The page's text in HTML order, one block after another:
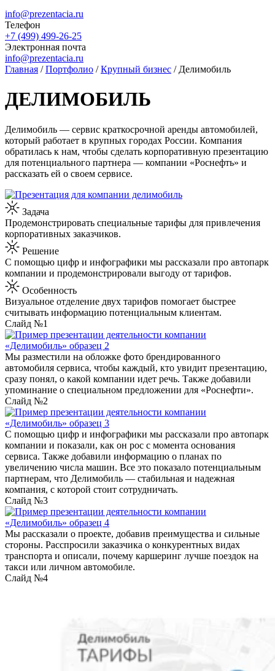
info@prezentacia.ru
Телефон
+7 (499) 499-26-25
Электронная почта
info@prezentacia.ru
Главная /Портфолио /Крупный бизнес / Делимобиль
ДЕЛИМОБИЛЬ
Делимобиль — сервис краткосрочной аренды автомобилей,
который работает в крупных городах России. Компания
обратилась к нам, чтобы сделать корпоративную презентацию
для потенциального партнера — компании «Роснефть» и
рассказать ей о своем сервисе.
Задача
Продемонстрировать специальные тарифы для привлечения
корпоративных заказчиков.
Решение
С помощью цифр и инфографики мы рассказали про автопарк
компании и продемонстрировали выгоду от тарифов.
Особенность
Визуальное отделение двух тарифов помогает быстрее
считывать информацию потенциальным клиентам.
Слайд №1
Мы разместили на обложке фото брендированного
автомобиля сервиса, чтобы каждый, кто увидит презентацию,
сразу понял, о какой компании идет речь. Также добавили
упоминание о специальном предложении для «Роснефти».
Слайд №2
С помощью цифр и инфографики мы рассказали про автопарк
компании и показали, как он рос с момента основания
сервиса. Также добавили информацию о планах по
увеличению числа машин. Все это показало потенциальным
партнерам, что Делимобиль — стабильная и надежная
компания, с которой стоит сотрудничать.
Слайд №3
Мы рассказали о проекте, добавив преимущества и сильные
стороны. Расспросили заказчика о конкурентных видах
транспорта и описали, почему каршеринг лучше поездок на
такси или личном автомобиле.
Слайд №4